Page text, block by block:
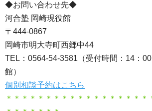
◆お問い合わせ先◆
河合塾 岡崎現役館
〒444-0867
岡崎市明大寺町西郷中44
TEL：0564-54-3581（受付時間：14：
館）
個別相談予約はこちら
＊＊＊＊＊＊＊＊＊＊＊＊＊＊＊＊＊＊